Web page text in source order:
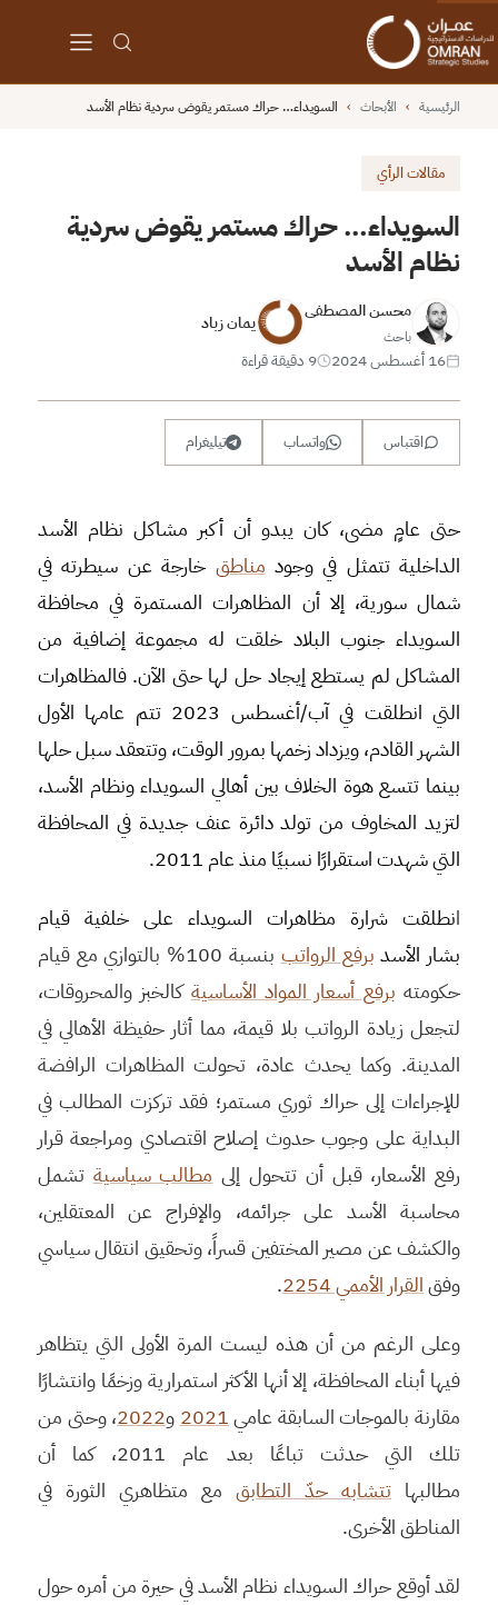
الرئيسية › الأبحاث › السويداء… حراك مستمر يقوض سردية نظام الأسد
مقالات الرأي
السويداء… حراك مستمر يقوض سردية
نظام الأسد
محسن المصطفى
باحث
يمان زباد
16 أغسطس 2024
9 دقيقة قراءة
اقتباس واتساب تيليغرام
حتى عامٍ مضى، كان يبدو أن أكبر مشاكل نظام الأسد
الداخلية تتمثل في وجود مناطق خارجة عن سيطرته في
شمال سورية، إلا أن المظاهرات المستمرة في محافظة
السويداء جنوب البلاد خلقت له مجموعة إضافية من
المشاكل لم يستطع إيجاد حل لها حتى الآن. فالمظاهرات
التي انطلقت في آب/أغسطس 2023 تتم عامها الأول
الشهر القادم، ويزداد زخمها بمرور الوقت، وتتعقد سبل حلها
بينما تتسع هوة الخلاف بين أهالي السويداء ونظام الأسد،
لتزيد المخاوف من تولد دائرة عنف جديدة في المحافظة
التي شهدت استقرارًا نسبيًا منذ عام 2011.
انطلقت شرارة مظاهرات السويداء على خلفية قيام
بشار الأسد برفع الرواتب
بنسبة 100% بالتوازي مع قيام
حكومته برفع أسعار المواد الأساسية كالخبز والمحروقات،
لتجعل زيادة الرواتب بلا قيمة، مما أثار حفيظة الأهالي في
المدينة. وكما يحدث عادة، تحولت المظاهرات الرافضة
للإجراءات إلى حراك ثوري مستمر؛ فقد تركزت المطالب في
البداية على وجوب حدوث إصلاح اقتصادي ومراجعة قرار
رفع الأسعار، قبل أن تتحول إلى مطالب سياسية تشمل
محاسبة الأسد على جرائمه، والإفراج عن المعتقلين،
والكشف عن مصير المختفين قسراً، وتحقيق انتقال سياسي
وفقالقرار الأممي 2254
.
وعلى الرغم من أن هذه ليست المرة الأولى التي يتظاهر
فيها أبناء المحافظة، إلا أنها الأكثر استمرارية وزخمًا وانتشارًا
مقارنة بالموجات السابقة عامي2021 و2022، وحتى من
تلك التي حدثت تباعًا بعد عام 2011، كما أن
مطالبها تتشابه حدّ التطابقمع متظاهري الثورة في
المناطق الأخرى.
لقد أوقع حراك السويداء نظام الأسد في حيرة من أمره حول